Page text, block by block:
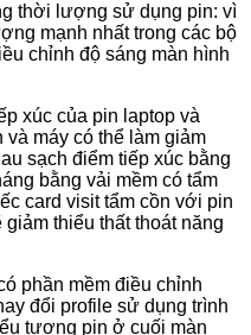
thời lượng sử dụng pin: vì
mạnh nhất trong các bộ
chỉnh độ sáng màn hình
xúc của pin laptop và
máy có thể làm giảm
sạch điểm tiếp xúc bằng
bằng vải mềm có tẩm
card visit tẩm cồn với pin
thiểu thất thoát năng
phần mềm điều chỉnh
đổi profile sử dụng trình
tượng pin ở cuối màn